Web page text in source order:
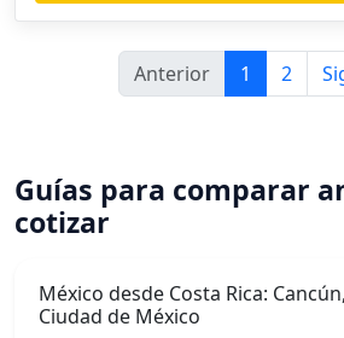
Anterior 1 2
Guías para comparar
cotizar
México desde Costa Rica:
Ciudad de México